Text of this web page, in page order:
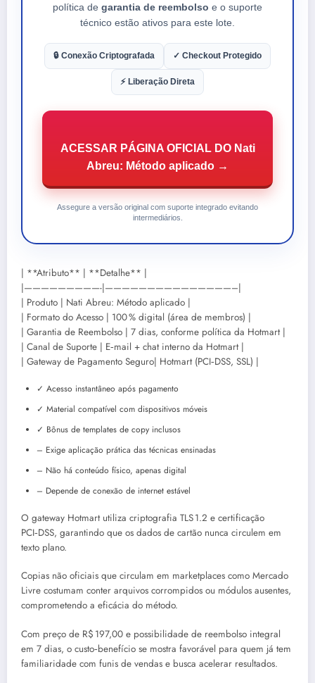
política de garantia de reembolso e o suporte
técnico estão ativos para este lote.
🔒 Conexão Criptografada ✓ Checkout Protegido
⚡ Liberação Direta
ACESSAR PÁGINA OFICIAL DO Nati
Abreu: Método aplicado →
Assegure a versão original com suporte integrado evitando
intermediários.
| **Atributo** | **Detalhe** |
|—————————-|———————————————–|
| Produto | Nati Abreu: Método aplicado |
| Formato do Acesso | 100 % digital (área de membros) |
| Garantia de Reembolso | 7 dias, conforme política da Hotmart |
| Canal de Suporte | E‑mail + chat interno da Hotmart |
| Gateway de Pagamento Seguro| Hotmart (PCI‑DSS, SSL) |
✓ Acesso instantâneo após pagamento
✓ Material compatível com dispositivos móveis
✓ Bônus de templates de copy inclusos
– Exige aplicação prática das técnicas ensinadas
– Não há conteúdo físico, apenas digital
– Depende de conexão de internet estável
O gateway Hotmart utiliza criptografia TLS 1.2 e certificação
PCI‑DSS, garantindo que os dados de cartão nunca circulem em
texto plano.
Copias não oficiais que circulam em marketplaces como Mercado
Livre costumam conter arquivos corrompidos ou módulos ausentes,
comprometendo a eficácia do método.
Com preço de R$ 197,00 e possibilidade de reembolso integral
em 7 dias, o custo‑benefício se mostra favorável para quem já tem
familiaridade com funis de vendas e busca acelerar resultados.